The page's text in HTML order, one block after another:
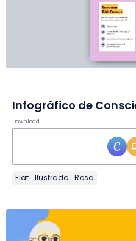
Download
Flat Ilustrado Rosa